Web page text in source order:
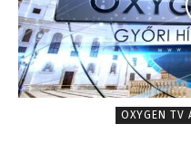
OXYGEN TV